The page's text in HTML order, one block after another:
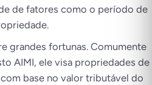
de fatores como o período de
grandes fortunas. Comumente
AIMI, ele visa propriedades de
base no valor tributável do